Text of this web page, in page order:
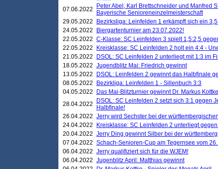
07.06.2022
Peter Abel, Karl Brettschneider und Manfred
Bayerische Senioreneinzelmeisterschaft
29.05.2022
Bezirksliga: Leinfelden 1 erkämpft sich ein
24.05.2022
Biergartenturnier am 23.07.2022!
22.05.2022 C-Klasse: SC Leinfelden 3 spielt 1,5:2,5
22.05.2022
Kreisklasse: SC Leinfelden 2 holt ein 4:4 -
21.05.2022
DSOL: SC Leinfelden 2 unterliegt mit 1:3 im
18.05.2022 Jugendblitz Mai: Friedrich gewinnt
13.05.2022
DSOL: Leinfelden 2 gewinnt das Halbfinale
08.05.2022
Bezirkliga: Leinfelden 1 - Sillenbuch 3:3
04.05.2022
Das Mai-Blitzturnier gewinnt Dr. Markus
28.04.2022
DSOL: SC Leinfelden 2 setzt sich 3:1 gegen
Halbfinale!
26.04.2022 Jerry wird Sechster bei der
24.04.2022
Kreisklasse: SC Leinfelden 2 unterliegt
20.04.2022 Jerry Ding gewinnt Silber bei der
07.04.2022 Schach-Senioren-Cup am Tegernsee vom
06.04.2022 Jerry qualifiziert sich für die WJEM!
06.04.2022 Jugenblitz April: Matthias gewinnt